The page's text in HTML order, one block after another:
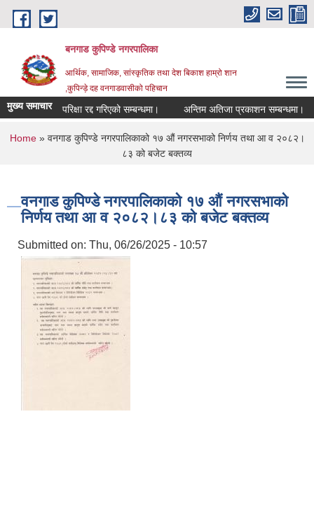
Skip to main content
बनगाड कुपिण्डे नगरपालिका
आर्थिक, सामाजिक, सांस्कृतिक तथा देश बिकाश हाम्रो शान
,कुपिन्ड़े दह वनगाडवासीको पहिचान
मुख्य समाचारपरिक्षा रद्द गरिएको सम्बन्धमा। अन्तिम अतिजा प्रकाशन सम्बन्धमा।
You are here
Home» वनगाड कुपिण्डे नगरपालिकाको १७ ‍औं नगरसभाको निर्णय तथा आ व २०८२।
८३ को बजेट बक्तव्य
वनगाड कुपिण्डे नगरपालिकाको १७ ‍औं नगरसभाको
निर्णय तथा आ व २०८२।८३ को बजेट बक्तव्य
Submitted on: Thu, 06/26/2025 - 10:57